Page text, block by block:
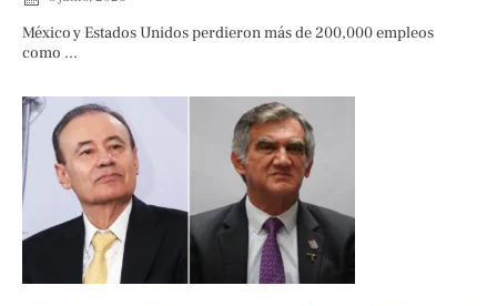
México y Estados Unidos perdieron más de 200,000 empleos
como ...